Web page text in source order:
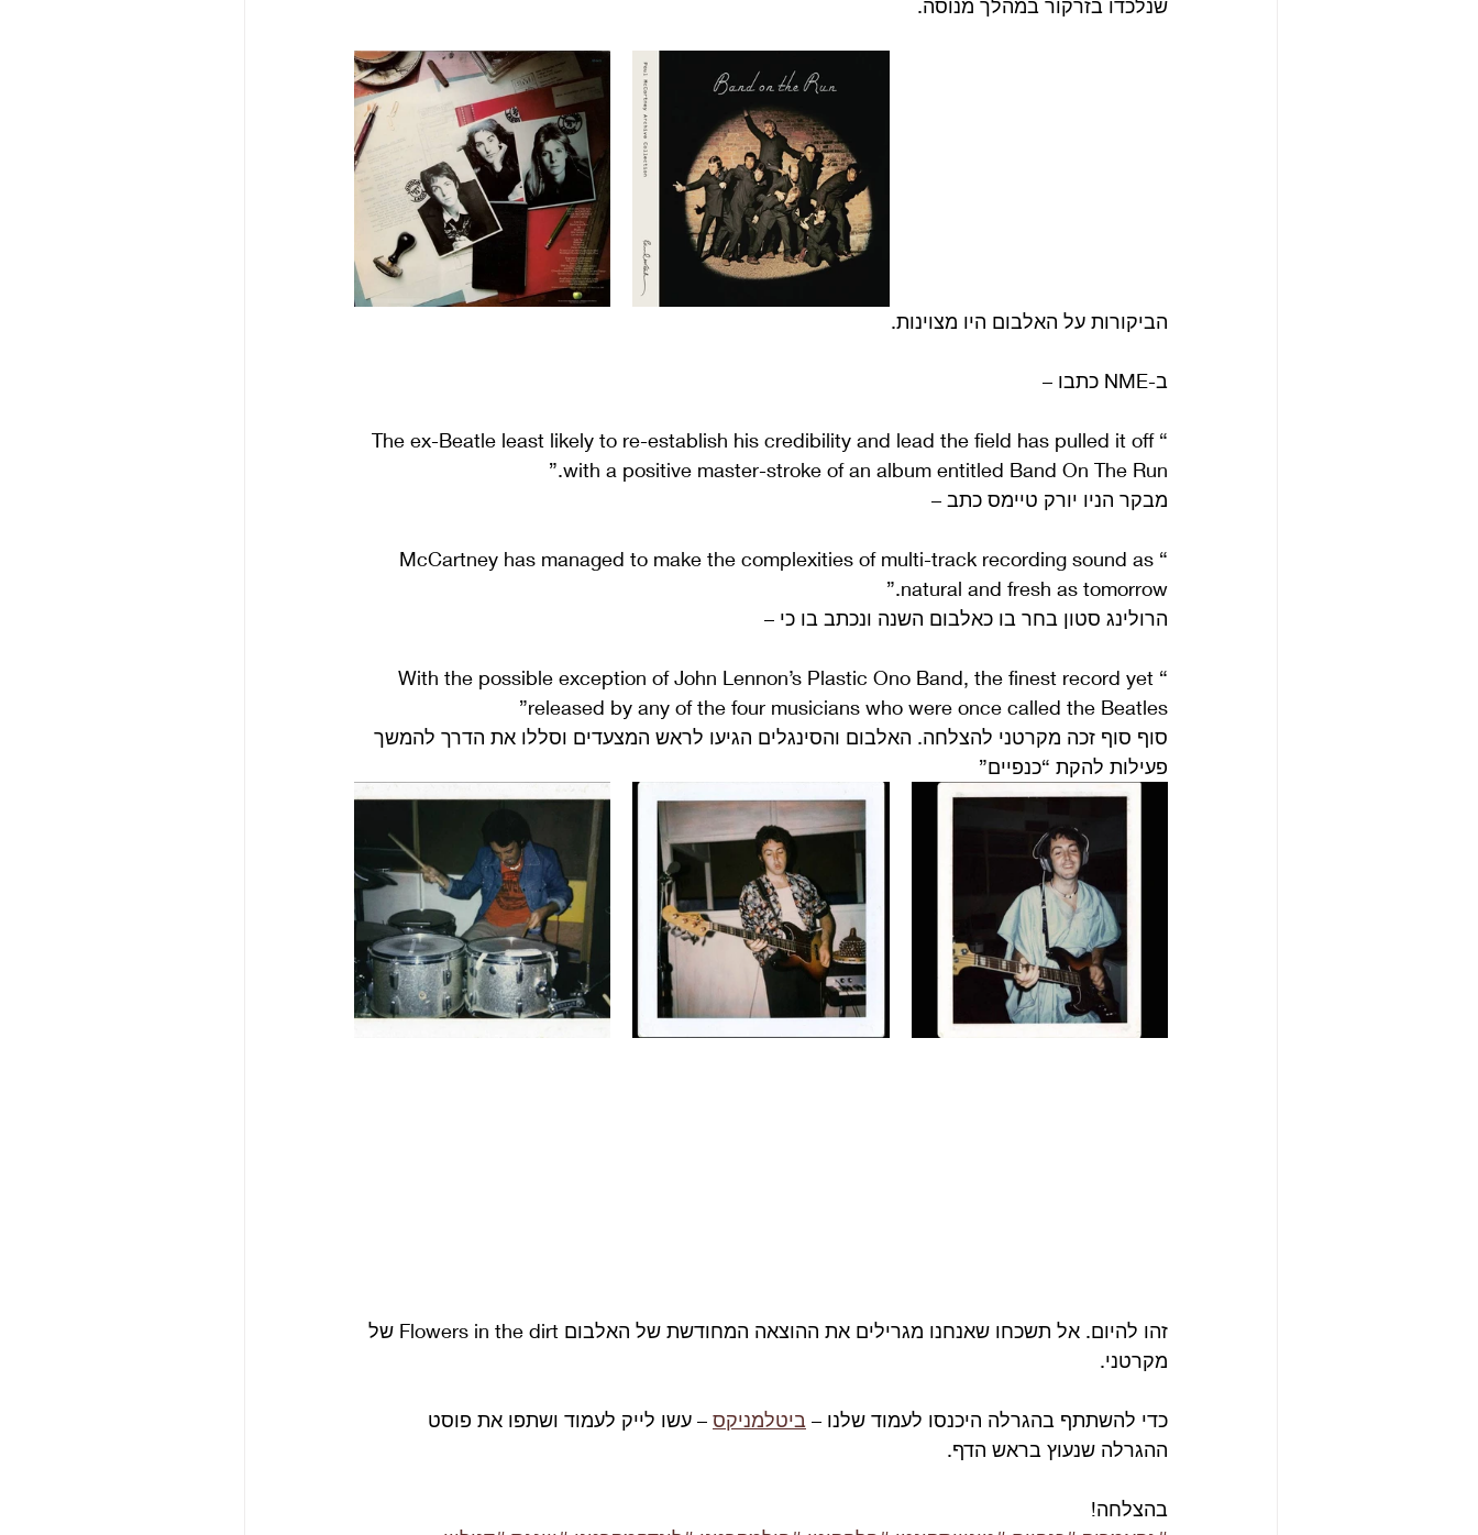
שנלכדו בזרקור במהלך מנוסה.
הביקורות על האלבום היו מצוינות.
ב-NME כתבו –
“The ex-Beatle least likely to re-establish his credibility and lead the field has pulled it off
with a positive master-stroke of an album entitled Band On The Run.”
מבקר הניו יורק טיימס כתב –
“McCartney has managed to make the complexities of multi-track recording sound as
natural and fresh as tomorrow.”
הרולינג סטון בחר בו כאלבום השנה ונכתב בו כי –
“With the possible exception of John Lennon’s Plastic Ono Band, the finest record yet
released by any of the four musicians who were once called the Beatles”
סוף סוף זכה מקרטני להצלחה. האלבום והסינגלים הגיעו לראש המצעדים וסללו את הדרך להמשך
פעילות להקת “כנפיים”
זהו להיום. אל תשכחו שאנחנו מגרילים את ההוצאה המחודשת של האלבום Flowers in the dirt של
מקרטני.
כדי להשתתף בהגרלה היכנסו לעמוד שלנו – ביטלמניקס – עשו לייק לעמוד ושתפו את פוסט
ההגרלה שנעוץ בראש הדף.
בהצלחה!